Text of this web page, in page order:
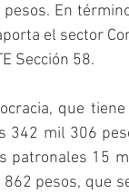
En
el sector
Sección 58.
que
342 mil 306
patronales 15
pesos, que